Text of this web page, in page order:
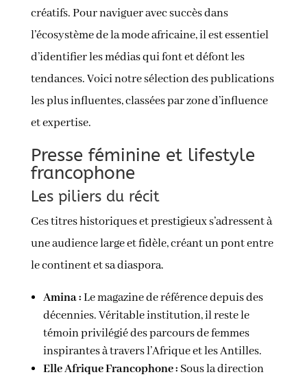
créatifs. Pour naviguer avec succès dans
l’écosystème de la mode africaine, il est essentiel
d’identifier les médias qui font et défont les
tendances. Voici notre sélection des publications
les plus influentes, classées par zone d’influence
et expertise.
Presse féminine et lifestyle
francophone
Les piliers du récit
Ces titres historiques et prestigieux s’adressent à
une audience large et fidèle, créant un pont entre
le continent et sa diaspora.
Amina :Le magazine de référence depuis des
décennies. Véritable institution, il reste le
témoin privilégié des parcours de femmes
inspirantes à travers l’Afrique et les Antilles.
Elle Afrique Francophone : Sous la direction